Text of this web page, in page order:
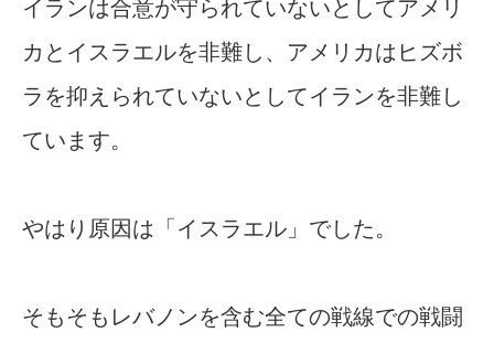
イランは合意が守られていないとしてアメリ
カとイスラエルを非難し、アメリカはヒズボ
ラを抑えられていないとしてイランを非難し
ています。
やはり原因は「イスラエル」でした。
そもそもレバノンを含む全ての戦線での戦闘